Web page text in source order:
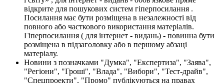
відкрите для пошукових систем гіперпосилання .
Посилання має бути розміщена в незалежності від
повного або часткового використання матеріалів.
Гіперпосилання ( для інтернет - видань) - повинна бути
розміщена в підзаголовку або в першому абзаці
матеріалу.
Новини з позначками "Думка", "Експертиза", "Заява",
"Регіони", "Гроші", "Влада", "Вибори", "Тест-драйв",
"Спецпроекти", "Промо" публікуються на правах